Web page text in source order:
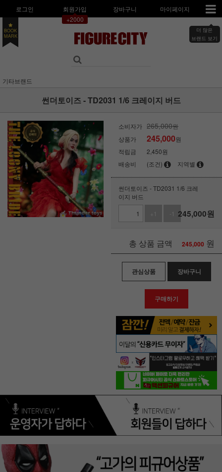
로그인
회원가입
+2000
장바구니 마이페이지
더 많은
BOOK
MARK
기타브랜드
썬더토이즈 - TD2031 1/6 크레이지 버드
소비자가 265,000원
상품가
245,000원
적립금
2,450원
배송비
(조건) 지역별
썬더토이즈 - TD2031 1/6 크레
이지 버드
+1
-1 245,000원
총 상품 금액 245,000 원
관심상품 장바구니
구매하기